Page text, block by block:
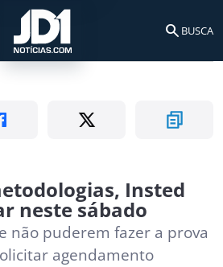
search BUSCA
Insted
neste sábado
não puderem fazer a prova
agendamento